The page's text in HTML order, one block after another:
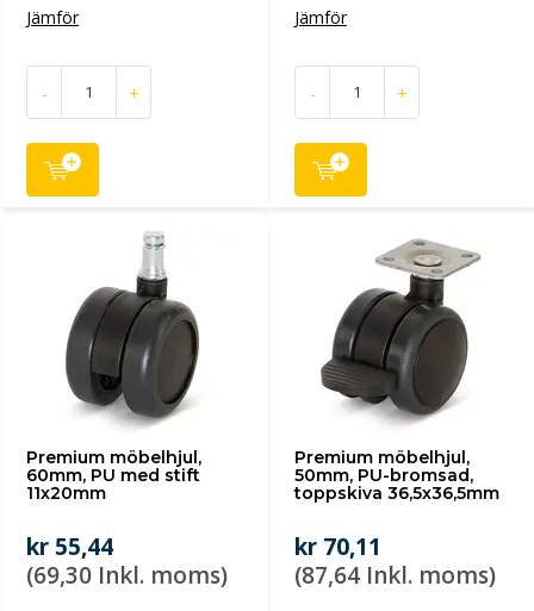
Jämför
- +
Jämför
- +
Premium möbelhjul,
60mm, PU med stift
11x20mm
kr 55,44
(69,30 Inkl. moms)
Premium möbelhjul,
50mm, PU-bromsad,
toppskiva 36,5x36,5mm
kr 70,11
(87,64 Inkl. moms)